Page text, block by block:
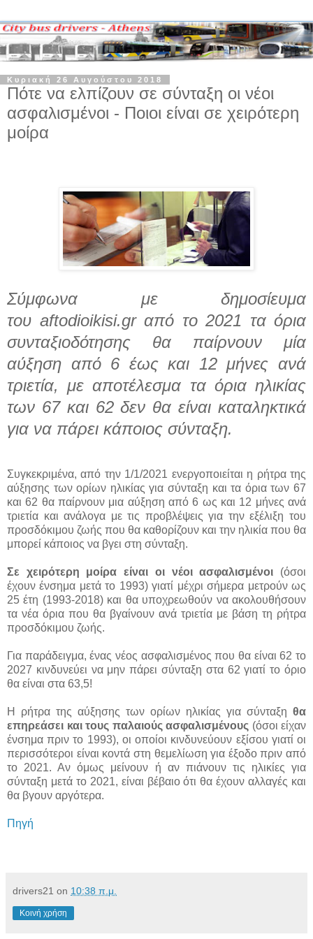
Κυριακή 26 Αυγούστου 2018
Πότε να ελπίζουν σε σύνταξη οι νέοι
ασφαλισμένοι - Ποιοι είναι σε χειρότερη
μοίρα
Σύμφωνα με δημοσίευμα
του aftodioikisi.gr από το 2021 τα όρια
συνταξιοδότησης θα παίρνουν μία
αύξηση από 6 έως και 12 μήνες ανά
τριετία, με αποτέλεσμα τα όρια ηλικίας
των 67 και 62 δεν θα είναι καταληκτικά
για να πάρει κάποιος σύνταξη.
Συγκεκριμένα, από την 1/1/2021 ενεργοποιείται η ρήτρα της
αύξησης των ορίων ηλικίας για σύνταξη και τα όρια των 67
και 62 θα παίρνουν μια αύξηση από 6 ως και 12 μήνες ανά
τριετία και ανάλογα με τις προβλέψεις για την εξέλιξη του
προσδόκιμου ζωής που θα καθορίζουν και την ηλικία που θα
μπορεί κάποιος να βγει στη σύνταξη.
Σε χειρότερη μοίρα είναι οι νέοι ασφαλισμένοι (όσοι
έχουν ένσημα μετά το 1993) γιατί μέχρι σήμερα μετρούν ως
25 έτη (1993-2018) και θα υποχρεωθούν να ακολουθήσουν
τα νέα όρια που θα βγαίνουν ανά τριετία με βάση τη ρήτρα
προσδόκιμου ζωής.
Για παράδειγμα, ένας νέος ασφαλισμένος που θα είναι 62 το
2027 κινδυνεύει να μην πάρει σύνταξη στα 62 γιατί το όριο
θα είναι στα 63,5!
Η ρήτρα της αύξησης των ορίων ηλικίας για σύνταξη θα
επηρεάσει και τους παλαιούς ασφαλισμένους (όσοι είχαν
ένσημα πριν το 1993), οι οποίοι κινδυνεύουν εξίσου γιατί οι
περισσότεροι είναι κοντά στη θεμελίωση για έξοδο πριν από
το 2021. Αν όμως μείνουν ή αν πιάνουν τις ηλικίες για
σύνταξη μετά το 2021, είναι βέβαιο ότι θα έχουν αλλαγές και
θα βγουν αργότερα.
Πηγή
drivers21 on 10:38 π.μ.
Κοινή χρήση